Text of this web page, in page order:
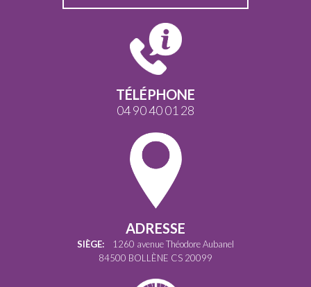
TÉLÉPHONE
04 90 40 01 28
ADRESSE
SIÈGE: 1260 avenue Théodore Aubanel
84500 BOLLÈNE CS 20099